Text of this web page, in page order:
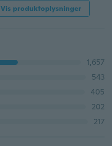
Vis produktoplysninger
1,657
543
405
202
217